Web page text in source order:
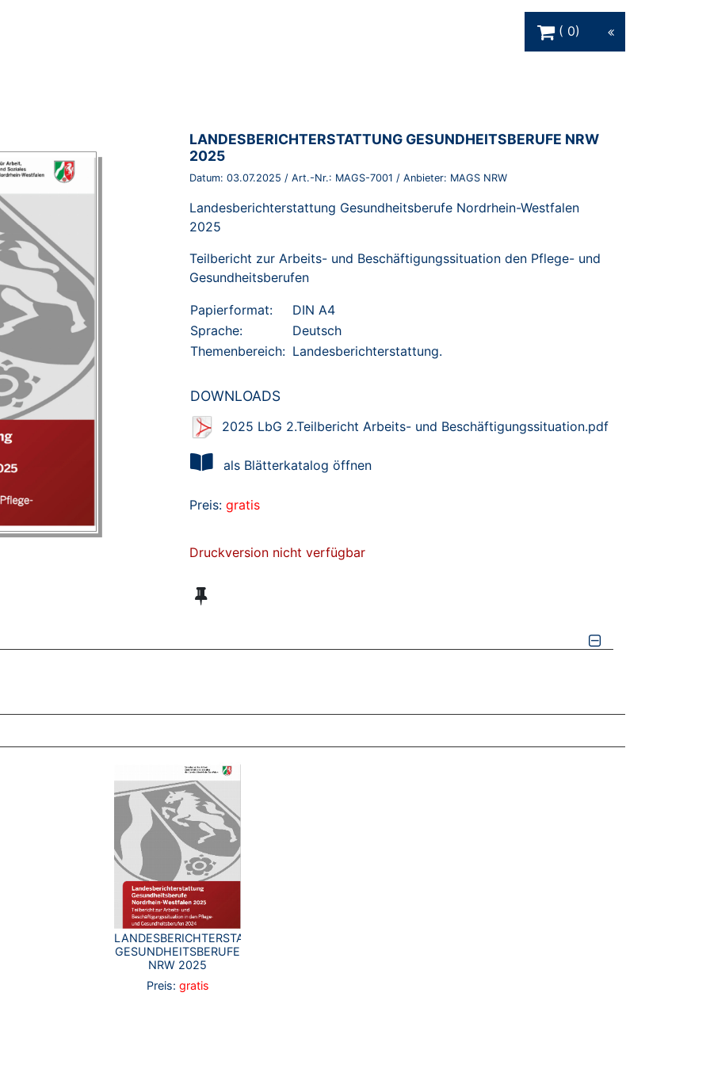
0
BROSCHÜRE:
LANDESBERICHTERSTATTUNG GESUNDHEITSBERUFE NRW
2025
Datum: 03.07.2025 / Art.-Nr.: MAGS-7001 / Anbieter: MAGS NRW
Landesberichterstattung Gesundheitsberufe Nordrhein-Westfalen
2025
Teilbericht zur Arbeits- und Beschäftigungssituation den Pflege- und
Gesundheitsberufen
Papierformat:
DIN A4
Sprache:
Deutsch
Themenbereich: Landesberichterstattung.
DOWNLOADS
2025 LbG 2.Teilbericht Arbeits- und Beschäftigungssituation.pdf
als Blätterkatalog öffnen
Preis: gratis
Druckversion nicht verfügbar
ANGESEHENE BROSCHÜREN
LANDESBERICHTERSTATTUNG
GESUNDHEITSBERUFE
NRW 2025
Preis: gratis